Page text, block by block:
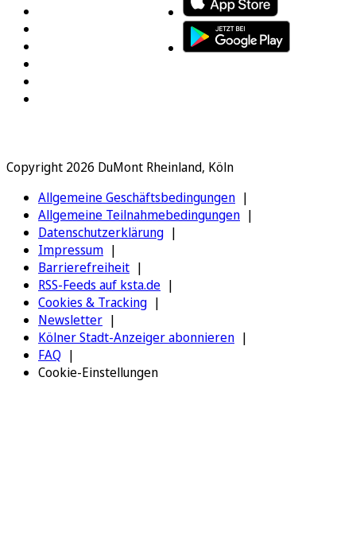
Copyright 2026 DuMont Rheinland, Köln
Allgemeine Geschäftsbedingungen
Allgemeine Teilnahmebedingungen
Datenschutzerklärung
Impressum
Barrierefreiheit
RSS-Feeds auf ksta.de
Cookies & Tracking
Newsletter
Kölner Stadt-Anzeiger abonnieren
FAQ
Cookie-Einstellungen